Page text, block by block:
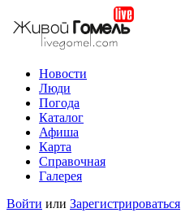
Новости
Люди
Погода
Каталог
Афиша
Карта
Справочная
Галерея
Войти или Зарегистрироваться